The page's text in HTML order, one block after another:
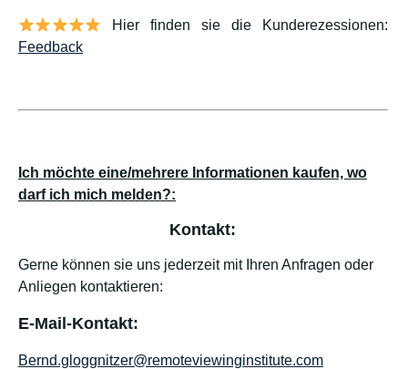
Hier finden sie die Kunderezessionen:
Feedback
Ich möchte eine/mehrere Informationen kaufen, wo
darf ich mich melden?:
Kontakt:
Gerne können sie uns jederzeit mit Ihren Anfragen oder
Anliegen kontaktieren:
E-Mail-Kontakt:
Bernd.gloggnitzer@remoteviewinginstitute.com